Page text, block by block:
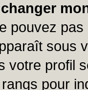
pouvez
sous
votre profil
pour